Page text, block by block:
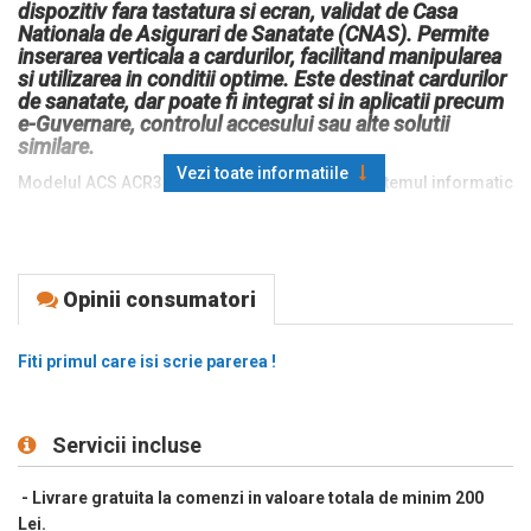
dispozitiv fara tastatura si ecran, validat de Casa
Nationala de Asigurari de Sanatate (CNAS). Permite
inserarea verticala a cardurilor, facilitand manipularea
si utilizarea in conditii optime. Este destinat cardurilor
de sanatate, dar poate fi integrat si in aplicatii precum
e-Guvernare, controlul accesului sau alte solutii
similare.
Modelul ACS ACR39U-H1 este compatibil cu sistemul informatic
microprocesor care utilizeaza protocolul T=0 sau T=1, precum
si majoritatea cardurilor de memorie. Dispozitivul este echipat
600 Kbps. Constructia robusta suporta pana la 100.000 de
potrivit pentru aplicatii precum e-Banking si e-Payment.
Dispozitivul este usor de instalat, utilizat si integrat in diverse
medii de lucru. Este compatibil cu standardele PC/SC si CCID si
Vezi toate informatiile
Opinii consumatori
Fiti primul care isi scrie parerea !
Servicii incluse
- Livrare gratuita la comenzi in valoare totala de minim 200
Lei.